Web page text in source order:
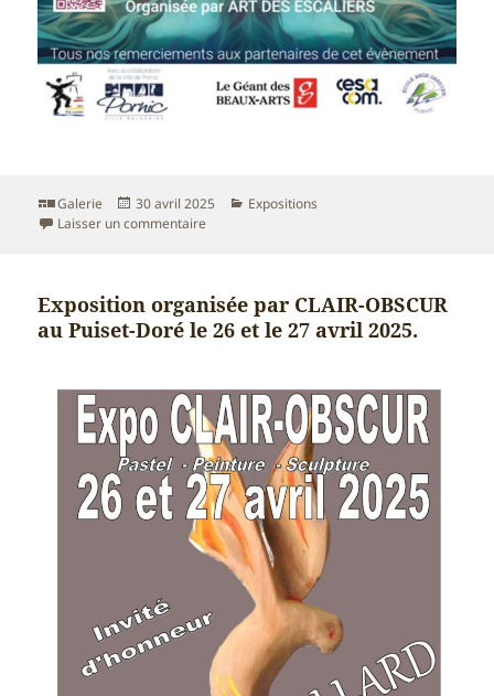
Format
Galerie
Publié
le
30 avril 2025 Catégories
Expositions
Laisser un commentairesur Participation à la 1ère biennale Côte de
Exposition organisée par CLAIR-OBSCUR
au Puiset-Doré le 26 et le 27 avril 2025.